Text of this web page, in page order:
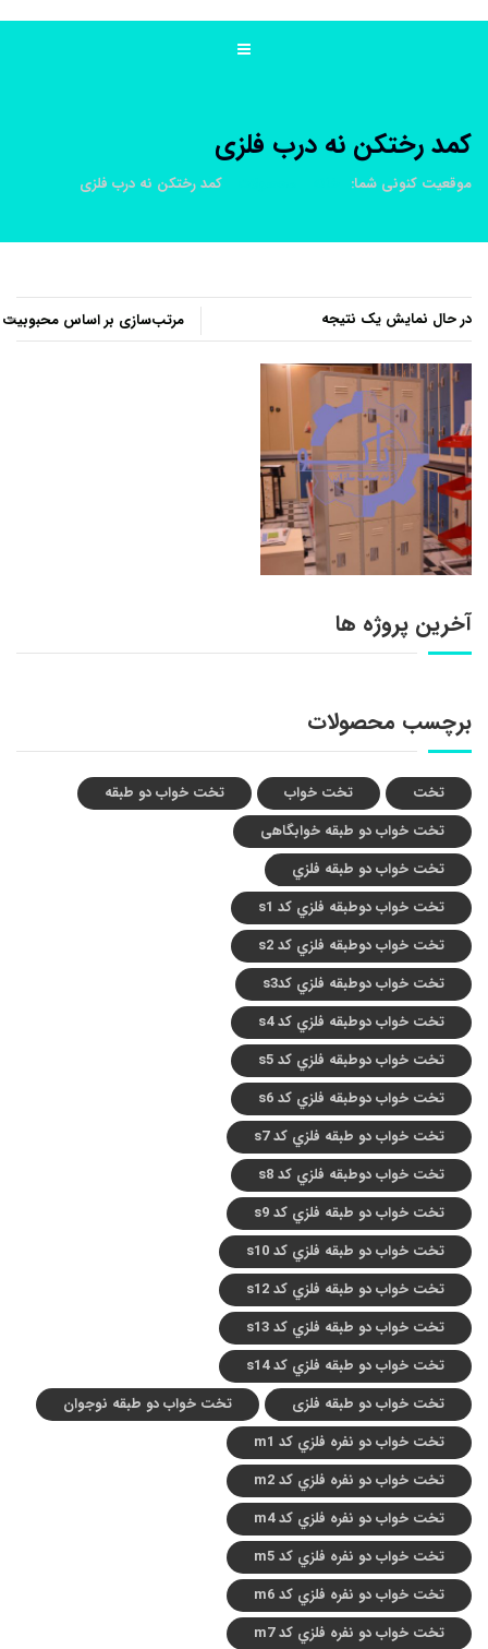
کمد رختکن نه درب فلزی
موقعیت کنونی شما: کمد رختکن نه درب فلزی
در حال نمایش یک نتیجه
آخرین پروژه ها
برچسب محصولات
تخت تخت خواب
تخت خواب دو طبقه
تخت خواب دو طبقه خوابگاهی
تخت خواب دو طبقه فلزي
تخت خواب دوطبقه فلزي کد s1
تخت خواب دوطبقه فلزي کد s2
تخت خواب دوطبقه فلزي کدs3
تخت خواب دوطبقه فلزي کد s4
تخت خواب دوطبقه فلزي کد s5
تخت خواب دوطبقه فلزي کد s6
تخت خواب دو طبقه فلزي کد s7
تخت خواب دوطبقه فلزي کد s8
تخت خواب دو طبقه فلزي کد s9
تخت خواب دو طبقه فلزي کد s10
تخت خواب دو طبقه فلزي کد s12
تخت خواب دو طبقه فلزي کد s13
تخت خواب دو طبقه فلزي کد s14
تخت خواب دو طبقه فلزی
تخت خواب دو طبقه نوجوان
تخت خواب دو نفره فلزي کد m1
تخت خواب دو نفره فلزي کد m2
تخت خواب دو نفره فلزي کد m4
تخت خواب دو نفره فلزي کد m5
تخت خواب دو نفره فلزي کد m6
تخت خواب دو نفره فلزي کد m7